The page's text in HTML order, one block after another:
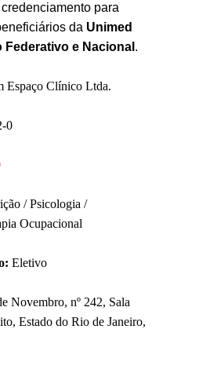
para
da Unimed
Federativo e Nacional .
Espaço Clínico Ltda.
0
/ Psicologia /
Ocupacional
Eletivo
Novembro, nº 242, Sala
Estado do Rio de Janeiro,